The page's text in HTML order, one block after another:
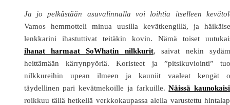
Ja jo pelkästään asuvalinnalla voi loihtia itselleen
Vamos hemmotteli minua uusilla kevätkengillä, ja
lenkkarini ihastuttivat teitäkin kovin. Nämä toiset
ihanat harmaat SoWhatin nilkkurit, saivat nekin
heittämään kärrynpyöriä. Koristeet ja ”pitsikuviointi”
nilkkureihin upean ilmeen ja kauniit vaaleat kengät
täydellinen pari kevätmekoille ja farkuille.Näissä
roikkuu tällä hetkellä verkkokaupassa alella varustettu